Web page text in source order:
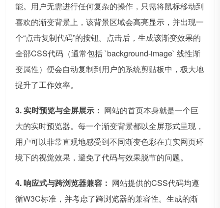
能。用户无需进行任何复杂的操作，只需将鼠标移动到
喜欢的渐变背景上，该背景区域会高亮显示，并出现一
个“点击复制代码”的按钮。点击后，生成该渐变效果的
全部CSS代码（通常包括 `background-image` 线性渐
变属性）便会自动复制到用户的系统剪贴板中，极大地
提升了工作效率。
3. 实时预览与全屏展示： 网站的首页本身就是一个巨
大的实时预览器。每一个渐变背景都以全屏形式呈现，
用户可以非常直观地感受到不同渐变色彩在真实网页环
境下的视觉效果，避免了代码与效果脱节的问题。
4. 响应式与跨浏览器兼容： 网站提供的CSS代码均遵
循W3C标准，并考虑了跨浏览器的兼容性。生成的渐